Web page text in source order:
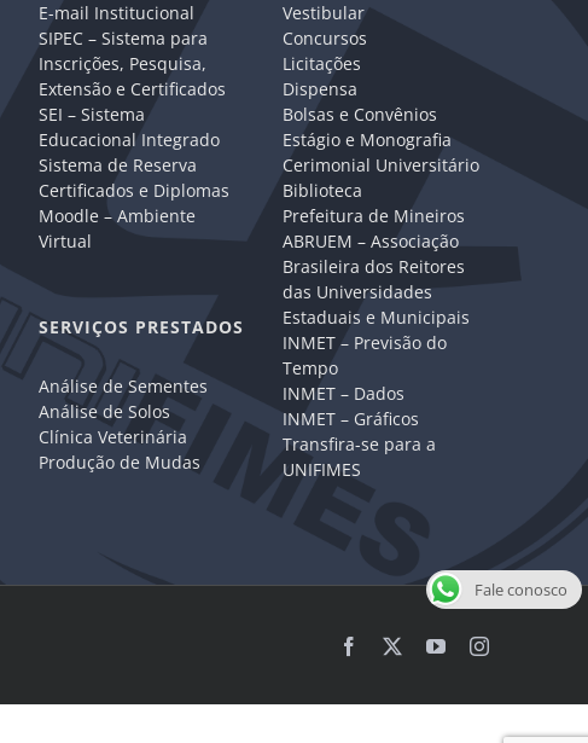
E-mail Institucional
SIPEC – Sistema para
Inscrições, Pesquisa,
Extensão e Certificados
SEI – Sistema
Educacional Integrado
Sistema de Reserva
Certificados e Diplomas
Moodle – Ambiente
Virtual
SERVIÇOS PRESTADOS
Análise de Sementes
Análise de Solos
Clínica Veterinária
Produção de Mudas
Vestibular
Concursos
Licitações
Dispensa
Bolsas e Convênios
Estágio e Monografia
Cerimonial Universitário
Biblioteca
Prefeitura de Mineiros
ABRUEM – Associação
Brasileira dos Reitores
das Universidades
Estaduais e Municipais
INMET – Previsão do
Tempo
INMET – Dados
INMET – Gráficos
Transfira-se para a
UNIFIMES
Facebook YouTubeInstagram
Fale conosco